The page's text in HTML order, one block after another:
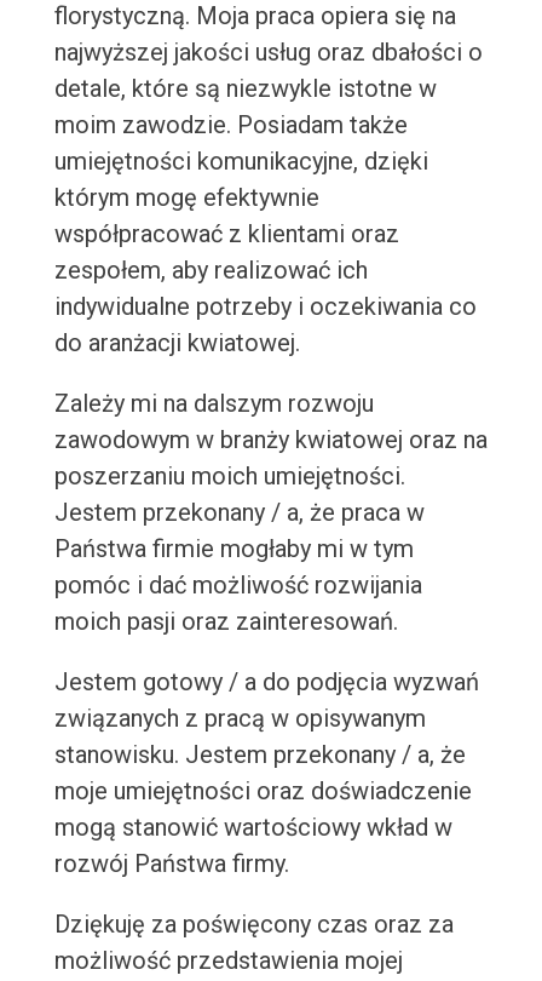
florystyczną. Moja praca opiera się na
najwyższej jakości usług oraz dbałości o
detale, które są niezwykle istotne w
moim zawodzie. Posiadam także
umiejętności komunikacyjne, dzięki
którym mogę efektywnie
współpracować z klientami oraz
zespołem, aby realizować ich
indywidualne potrzeby i oczekiwania co
do aranżacji kwiatowej.
Zależy mi na dalszym rozwoju
zawodowym w branży kwiatowej oraz na
poszerzaniu moich umiejętności.
Jestem przekonany / a, że praca w
Państwa firmie mogłaby mi w tym
pomóc i dać możliwość rozwijania
moich pasji oraz zainteresowań.
Jestem gotowy / a do podjęcia wyzwań
związanych z pracą w opisywanym
stanowisku. Jestem przekonany / a, że
moje umiejętności oraz doświadczenie
mogą stanowić wartościowy wkład w
rozwój Państwa firmy.
Dziękuję za poświęcony czas oraz za
możliwość przedstawienia mojej